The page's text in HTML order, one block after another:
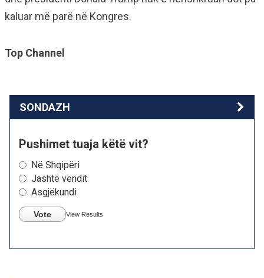
kaluar më parë në Kongres.
Top Channel
SONDAZH
Pushimet tuaja këtë vit?
Në Shqipëri
Jashtë vendit
Asgjëkundi
Vote View Results